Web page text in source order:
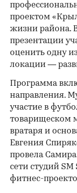
проектом
жизни района.
презентации
оценить одну
локации —
Программа
направления.
участие в
товарищеском
вратаря и
Евгения
провела
сети студий
фитнес-